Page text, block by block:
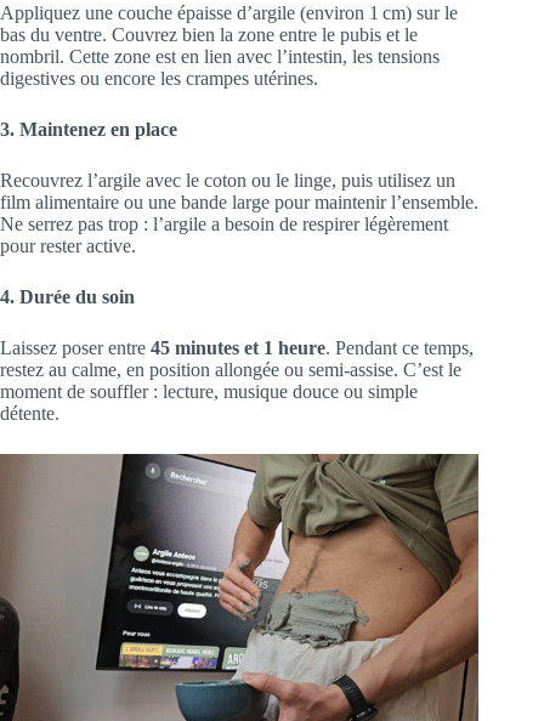
Appliquez une couche épaisse d’argile (environ 1 cm) sur le
bas du ventre. Couvrez bien la zone entre le pubis et le
nombril. Cette zone est en lien avec l’intestin, les tensions
digestives ou encore les crampes utérines.
3. Maintenez en place
Recouvrez l’argile avec le coton ou le linge, puis utilisez un
film alimentaire ou une bande large pour maintenir l’ensemble.
Ne serrez pas trop : l’argile a besoin de respirer légèrement
pour rester active.
4. Durée du soin
Laissez poser entre 45 minutes et 1 heure. Pendant ce temps,
restez au calme, en position allongée ou semi-assise. C’est le
moment de souffler : lecture, musique douce ou simple
détente.